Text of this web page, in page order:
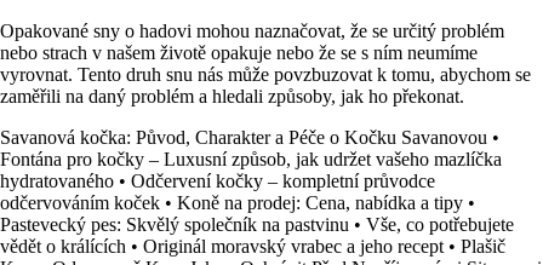
Opakované sny o hadovi mohou naznačovat, že se určitý problém
nebo strach v našem životě opakuje nebo že se s ním neumíme
vyrovnat. Tento druh snu nás může povzbuzovat k tomu, abychom se
zaměřili na daný problém a hledali způsoby, jak ho překonat.
Savanová kočka: Původ, Charakter a Péče o Kočku Savanovou •
Fontána pro kočky – Luxusní způsob, jak udržet vašeho mazlíčka
hydratovaného • Odčervení kočky – kompletní průvodce
odčervováním koček • Koně na prodej: Cena, nabídka a tipy •
Pastevecký pes: Skvělý společník na pastvinu • Vše, co potřebujete
vědět o králících • Originál moravský vrabec a jeho recept • Plašič